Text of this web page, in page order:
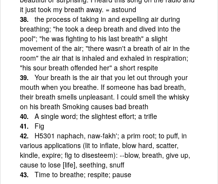
it just took my breath away. = astound
the process of taking in and expelling air during
breathing; "he took a deep breath and dived into the
pool"; "he was fighting to his last breath" a slight
movement of the air; "there wasn't a breath of air in the
room" the air that is inhaled and exhaled in respiration;
"his sour breath offended her" a short respite
Your breath is the air that you let out through your
mouth when you breathe. If someone has bad breath,
their breath smells unpleasant. I could smell the whisky
on his breath Smoking causes bad breath
A single word; the slightest effort; a trifle
Fig
H5301 naphach, naw-fakh'; a prim root; to puff, in
various applications (lit to inflate, blow hard, scatter,
kindle, expire; fig to disesteem): --blow, breath, give up,
cause to lose [life], seething, snuff
Time to breathe; respite; pause